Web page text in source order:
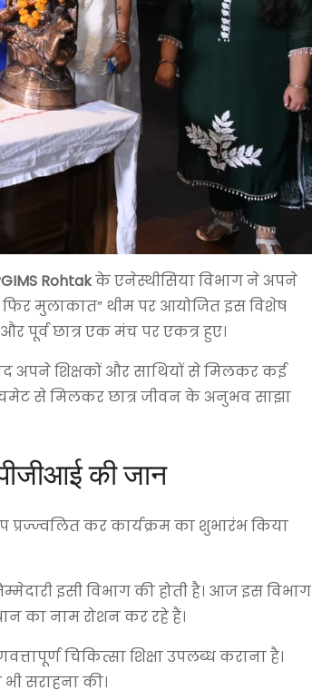
Rohtakके एनेस्थीसिया विभाग ने अपने
फिर मुलाकात” थीम पर आयोजित इस विशेष
पूर्व छात्र एक मंच पर एकत्र हुए।
अपने शिक्षकों और साथियों से मिलकर कई
से मिलकर छात्र जीवन के अनुभव साझा
की जान
प्रज्ज्वलित कर कार्यक्रम का शुभारंभ किया
इसी विभाग की होती है। आज इस विभाग
का नाम रोशन कर रहे हैं।
चिकित्सा शिक्षा उपलब्ध कराना है।
सराहना की।